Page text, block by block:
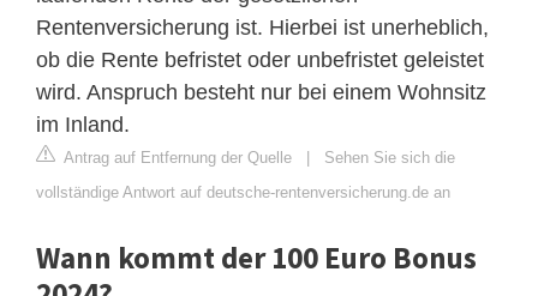
Rentenversicherung ist. Hierbei ist unerheblich,
ob die Rente befristet oder unbefristet geleistet
wird. Anspruch besteht nur bei einem Wohnsitz
im Inland.
Antrag auf Entfernung der Quelle | Sehen Sie sich die
vollständige Antwort auf deutsche-rentenversicherung.de an
Wann kommt der 100 Euro Bonus